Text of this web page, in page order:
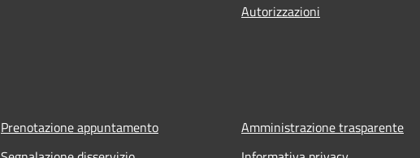
Autorizzazioni
Prenotazione appuntamento
Amministrazione trasparente